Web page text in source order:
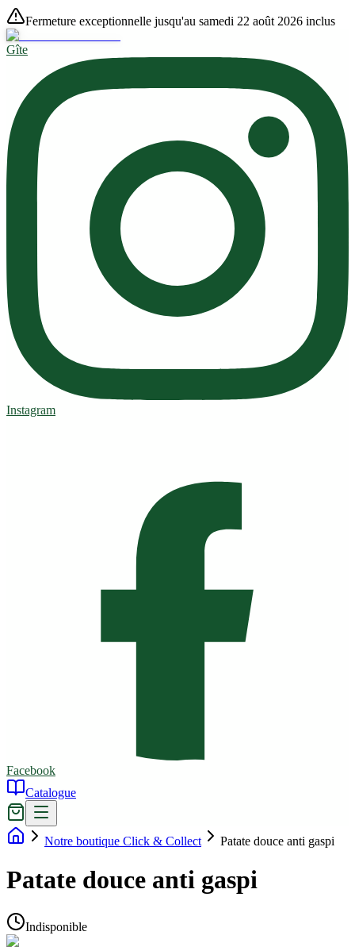
Fermeture exceptionnelle jusqu'au samedi 22 août 2026 inclus
Gîte
Instagram
Facebook
Catalogue
Notre boutique Click & Collect Patate douce anti gaspi
Patate douce anti gaspi
Indisponible